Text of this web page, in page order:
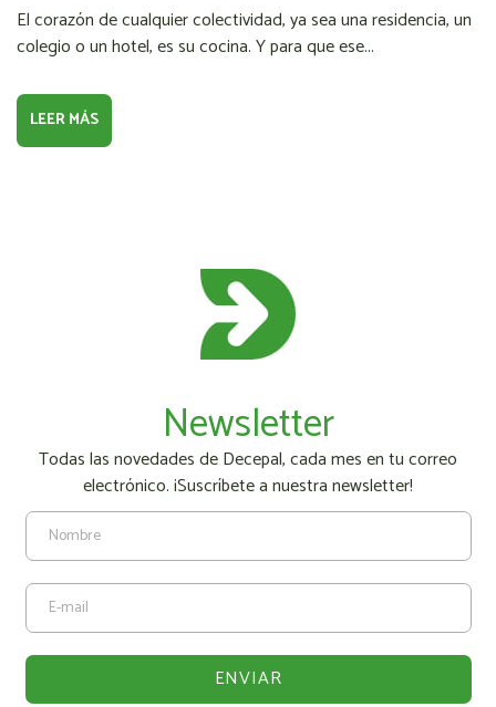
El corazón de cualquier colectividad, ya sea una residencia, un
colegio o un hotel, es su cocina. Y para que ese...
LEER MÁS
Newsletter
Todas las novedades de Decepal, cada mes en tu correo
electrónico. ¡Suscríbete a nuestra newsletter!